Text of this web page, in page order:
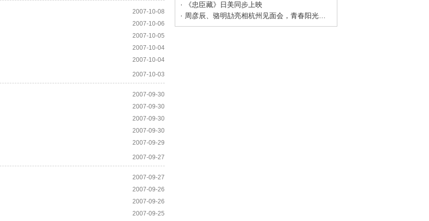
2007-10-08
2007-10-06
2007-10-05
2007-10-04
2007-10-04
2007-10-03
2007-09-30
2007-09-30
2007-09-30
2007-09-30
2007-09-29
2007-09-27
2007-09-27
2007-09-26
2007-09-26
2007-09-25
· 《忠臣藏》日美同步上映
· 周彦辰、骆明劼亮相杭州见面会，青春阳光活力十足